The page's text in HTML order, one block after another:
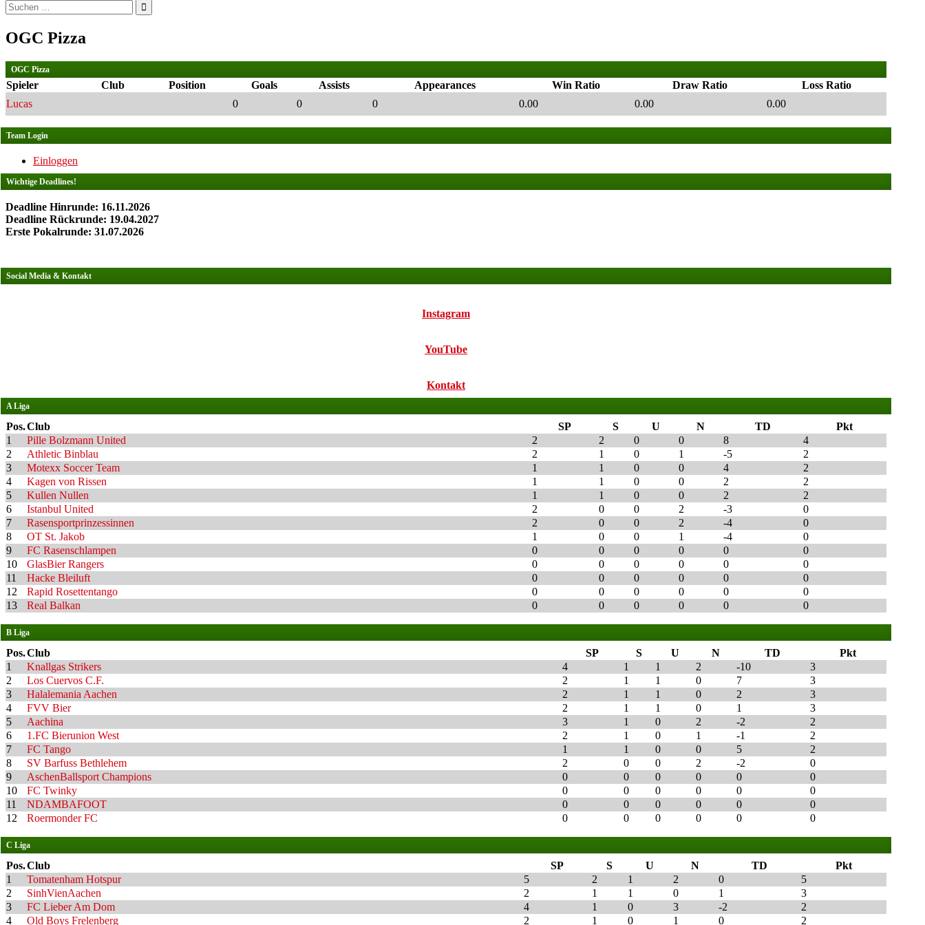
Suchen
nach:
OGC Pizza
OGC Pizza
Spieler Club Position Goals Assists Appearances Win Ratio Draw Ratio
Loss Ratio
Lucas
0 0 0 0.00 0.00 0.00
Team Login
Einloggen
Wichtige Deadlines!
Deadline Hinrunde: 16.11.2026
Deadline Rückrunde: 19.04.2027
Erste Pokalrunde: 31.07.2026
Social Media & Kontakt
Instagram
YouTube
Kontakt
A Liga
Pos.Club SP S U N TD
Pkt
1
Pille Bolzmann United 2 2 0 0 8
4
2
Athletic Binblau 2 1 0 1 -5
2
3
Motexx Soccer Team 1 1 0 0 4
2
4
Kagen von Rissen 1 1 0 0 2
2
5
Kullen Nullen 1 1 0 0 2
2
6
Istanbul United 2 0 0 2 -3
0
7
Rasensportprinzessinnen 2 0 0 2 -4
0
8
OT St. Jakob 1 0 0 1 -4
0
9
FC Rasenschlampen 0 0 0 0 0
0
10
GlasBier Rangers 0 0 0 0 0
0
11
Hacke Bleiluft 0 0 0 0 0
0
12
Rapid Rosettentango 0 0 0 0 0
0
13
Real Balkan 0 0 0 0 0 0
B Liga
Pos.Club SP S U N TD
Pkt
1
Knallgas Strikers 4 1 1 2 -10
3
2
Los Cuervos C.F. 2 1 1 0 7
3
3
Halalemania Aachen 2 1 1 0 2
3
4
FVV Bier 2 1 1 0 1
3
5
Aachina 3 1 0 2 -2
2
6
1.FC Bierunion West 2 1 0 1 -1
2
7
FC Tango 1 1 0 0 5
2
8
SV Barfuss Bethlehem 2 0 0 2 -2
0
9
AschenBallsport Champions 0 0 0 0 0
0
10
FC Twinky 0 0 0 0 0
0
11
NDAMBAFOOT 0 0 0 0 0
0
12
Roermonder FC 0 0 0 0 0 0
C Liga
Pos.Club SP S U N TD
Pkt
1
Tomatenham Hotspur 5 2 1 2 0
5
2
SinhVienAachen 2 1 1 0 1
3
3
FC Lieber Am Dom 4 1 0 3 -2
2
4
Old Boys Frelenberg 2 1 0 1 0 2